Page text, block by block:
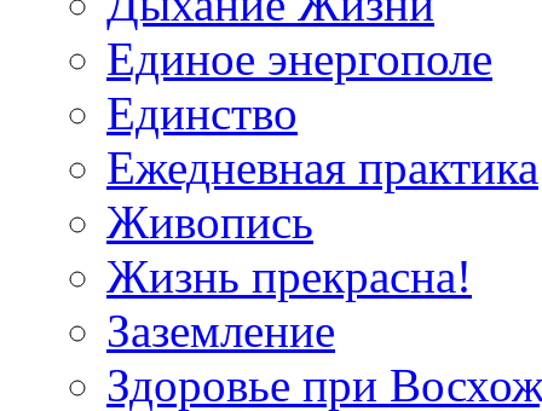
Единое энергополе
Единство
Ежедневная практика
Живопись
Жизнь прекрасна!
Заземление
Здоровье при